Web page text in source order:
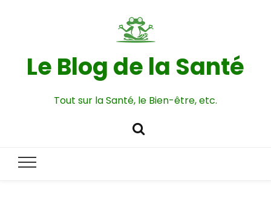
Le Blog de la Santé
Tout sur la Santé, le Bien-être, etc.